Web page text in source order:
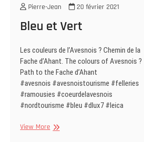
Pierre-Jean 20 février 2021
Bleu et Vert
Les couleurs de l’Avesnois ? Chemin de la
Fache d’Ahant. The colours of Avesnois ?
Path to the Fache d’Ahant
#avesnois #avesnoistourisme #felleries
#ramousies #coeurdelavesnois
#nordtourisme #bleu #dlux7 #leica
View More Bleu